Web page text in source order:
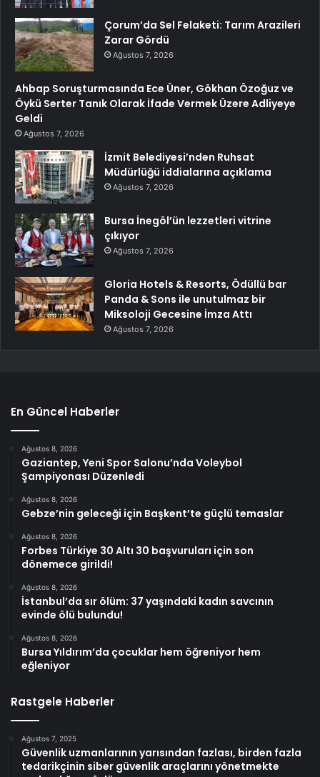
Çorum’da Sel Felaketi: Tarım Arazileri
Zarar Gördü
Ağustos 7, 2026
Ahbap Soruşturmasında Ece Üner, Gökhan Özoğuz ve
Öykü Serter Tanık Olarak İfade Vermek Üzere Adliyeye
Geldi
Ağustos 7, 2026
İzmit Belediyesi’nden Ruhsat
Müdürlüğü iddialarına açıklama
Ağustos 7, 2026
Bursa İnegöl’ün lezzetleri vitrine
çıkıyor
Ağustos 7, 2026
Gloria Hotels & Resorts, Ödüllü bar
Panda & Sons ile unutulmaz bir
Miksoloji Gecesine İmza Attı
Ağustos 7, 2026
En Güncel Haberler
Ağustos 8, 2026
Gaziantep, Yeni Spor Salonu’nda Voleybol
Şampiyonası Düzenledi
Ağustos 8, 2026
Gebze’nin geleceği için Başkent’te güçlü temaslar
Ağustos 8, 2026
Forbes Türkiye 30 Altı 30 başvuruları için son
dönemece girildi!
Ağustos 8, 2026
İstanbul’da sır ölüm: 37 yaşındaki kadın savcının
evinde ölü bulundu!
Ağustos 8, 2026
Bursa Yıldırım’da çocuklar hem öğreniyor hem
eğleniyor
Rastgele Haberler
Ağustos 7, 2025
Güvenlik uzmanlarının yarısından fazlası, birden fazla
tedarikçinin siber güvenlik araçlarını yönetmekte